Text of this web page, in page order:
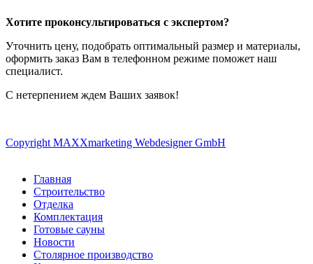
Хотите проконсультироваться с экспертом?
Уточнить цену, подобрать оптимальный размер и материалы,
оформить заказ Вам в телефонном режиме поможет наш
специалист.
С нетерпением ждем Ваших заявок!
Copyright MAXXmarketing Webdesigner GmbH
Главная
Строительство
Отделка
Комплектация
Готовые сауны
Новости
Столярное производство